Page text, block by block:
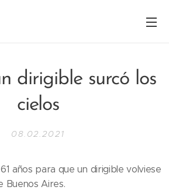
dirigible surcó los
cielos
08.02.2021
años para que un dirigible volviese
Buenos Aires.